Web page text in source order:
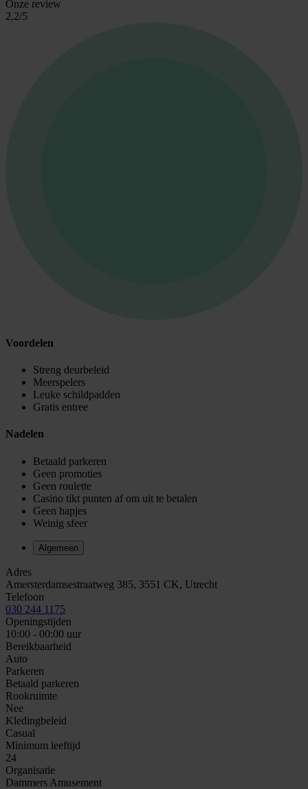
Onze review
2,2/5
Voordelen
Streng deurbeleid
Meerspelers
Leuke schildpadden
Gratis entree
Nadelen
Betaald parkeren
Geen promoties
Geen roulette
Casino tikt punten af om uit te betalen
Geen hapjes
Weinig sfeer
Algemeen
Adres
Amersterdamsestraatweg 385, 3551 CK, Utrecht
Telefoon
030 244 1175
Openingstijden
10:00 - 00:00 uur
Bereikbaarheid
Auto
Parkeren
Betaald parkeren
Rookruimte
Nee
Kledingbeleid
Casual
Minimum leeftijd
24
Organisatie
Dammers Amusement